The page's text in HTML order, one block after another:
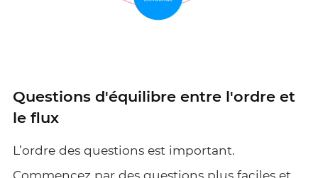
Questions d'équilibre entre l'ordre et
le flux
L’ordre des questions est important.
Commencez par des questions plus faciles et